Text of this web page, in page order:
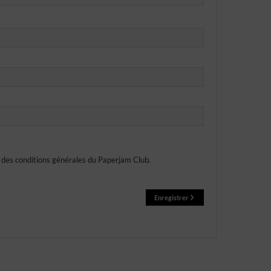
conditions générales du Paperjam Club.
Enregistrer